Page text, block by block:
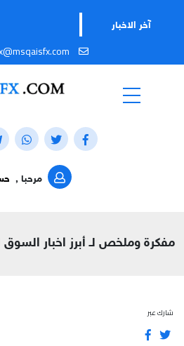
آخر الاخبار
مرحبا ,
مفكرة وملخص لـ أبرز اخبار السوق السعودي
شارك عبر